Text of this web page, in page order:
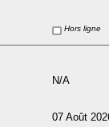
Hors ligne
N/A
07 Août